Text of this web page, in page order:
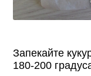
Запекайте
180-200